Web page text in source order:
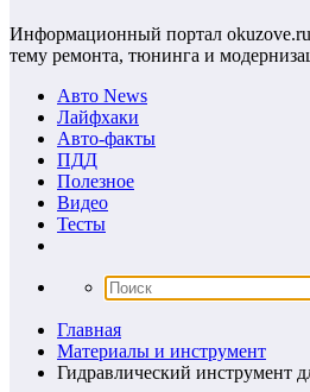
Информационный портал
тему ремонта, тюнинга и
Авто News
Лайфхаки
Авто-факты
ПДД
Полезное
Видео
Тесты
Главная
Материалы и инструмент
Гидравлический инструмент